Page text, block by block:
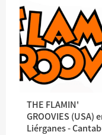
THE FLAMIN'
GROOVIES (USA)
Liérganes -